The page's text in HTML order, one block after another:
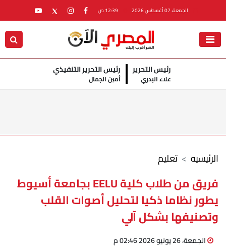
الجمعة، 07 أغسطس 2026
رئيس التحرير
علاء البدري
رئيس التحرير التنفيذي
أمين الجمال
تعليم الرئيسيه
فريق من طلاب كلية EELU بجامعة أسيوط
يطور نظاما ذكيا لتحليل أصوات القلب
وتصنيفها بشكل آلي
الجمعة، 26 يونيو 2026 02:46 م